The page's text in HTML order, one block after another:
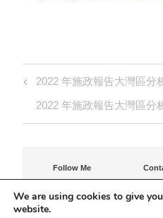
Post
navigation
Previous
Post
2022 年施政報告大灣區分
Next
Post
2022 年施政報告大灣區分
Follow Me
We are using cookies to give
website.